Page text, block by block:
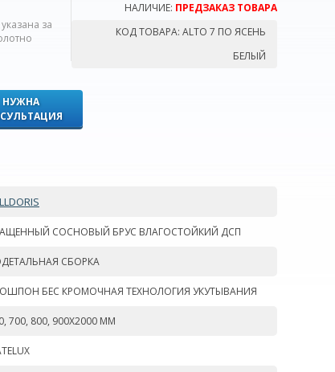
НАЛИЧИЕ: ПРЕДЗАКАЗ ТОВАРА
КОД ТОВАРА: ALTO 7 ПО ЯСЕНЬ
БЕЛЫЙ
за
НУЖНА
СОСНОВЫЙ БРУС ВЛАГОСТОЙКИЙ ДСП
СБОРКА
БЕС КРОМОЧНАЯ ТЕХНОЛОГИЯ УКУТЫВАНИЯ
700, 800, 900Х2000 ММ